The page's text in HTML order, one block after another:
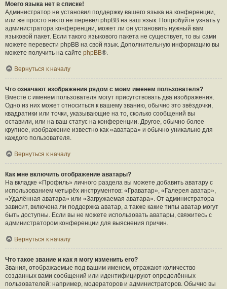
Моего языка нет в списке!
Администратор не установил поддержку вашего языка на конференции,
или же просто никто не перевёл phpBB на ваш язык. Попробуйте узнать у
администратора конференции, может ли он установить нужный вам
языковой пакет. Если такого языкового пакета не существует, то вы сами
можете перевести phpBB на свой язык. Дополнительную информацию вы
можете получить на сайте phpBB®.
Вернуться к началу
Что означают изображения рядом с моим именем пользователя?
Вместе с именем пользователя могут присутствовать два изображения.
Одно из них может относиться к вашему званию, обычно это звёздочки,
квадратики или точки, указывающие на то, сколько сообщений вы
оставили, или на ваш статус на конференции. Другое, обычно более
крупное, изображение известно как «аватара» и обычно уникально для
каждого пользователя.
Вернуться к началу
Как мне включить отображение аватары?
На вкладке «Профиль» личного раздела вы можете добавить аватару с
использованием четырёх инструментов: «Граватар», «Галерея аватар»,
«Удалённая аватара» или «Загружаемая аватара». От администратора
зависит, включена ли поддержка аватар, а также какие типы аватар могут
быть доступны. Если вы не можете использовать аватары, свяжитесь с
администратором конференции для выяснения причин.
Вернуться к началу
Что такое звание и как я могу изменить его?
Звания, отображаемые под вашим именем, отражают количество
созданных вами сообщений или идентифицируют определённых
пользователей: например, модераторов и администраторов. Обычно вы